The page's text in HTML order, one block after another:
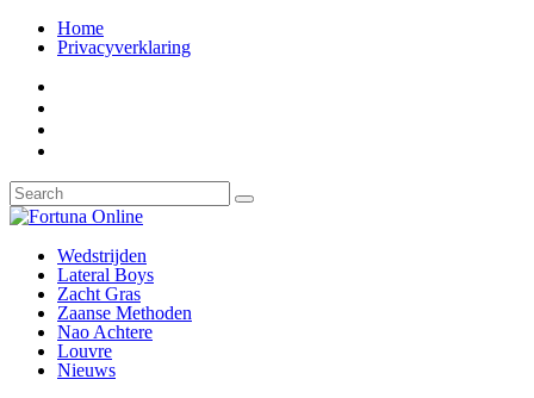
Home
Privacyverklaring
Wedstrijden
Lateral Boys
Zacht Gras
Zaanse Methoden
Nao Achtere
Louvre
Nieuws